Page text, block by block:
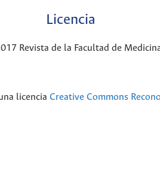
Licencia
Revista de la Facultad de
licencia Creative Commons